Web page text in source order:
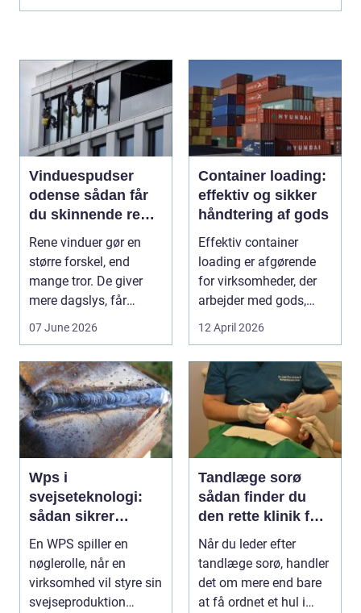
Vinduespudser
odense sådan får
du skinnende rene
ruder året rundt
Rene vinduer gør en
større forskel, end
mange tror. De giver
mere dagslys, får
boligen eller virksom...
07 June 2026
Container loading:
effektiv og sikker
håndtering af gods
Effektiv container
loading er afgørende
for virksomheder, der
arbejder med gods,
skrot eller ...
12 April 2026
Wps i
svejseteknologi:
sådan sikrer
virksomheder
kvalitet og
sporbarhed
En WPS spiller en
nøglerolle, når en
virksomhed vil styre sin
svejseproduktion
Tandlæge sorø
sådan finder du
den rette klinik for
dig
Når du leder efter
tandlæge sorø, handler
det om mere end bare
at få ordnet et hul i